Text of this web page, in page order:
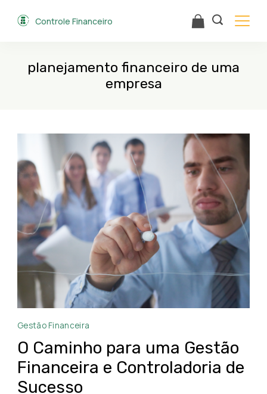
Controle Financeiro
planejamento financeiro de uma
empresa
Gestão
e
Controladoria
na
Gestão Financeira
O Caminho para uma Gestão
Financeira e Controladoria de
Sucesso